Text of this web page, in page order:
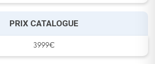
PRIX CATALOGUE
3999€